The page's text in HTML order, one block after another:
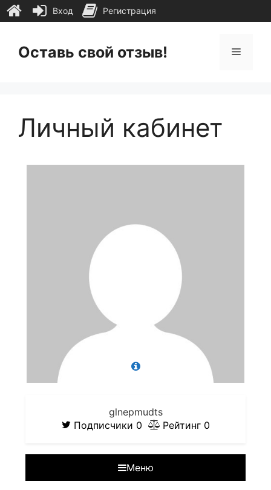
содержимому
Оставь свой отзыв! Меню
Личный кабинет
glnepmudts
Подписчики 0 Рейтинг 0
Меню
Вход Регистрация